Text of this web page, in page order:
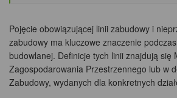
Pojęcie obowiązującej linii zabudowy i
zabudowy ma kluczowe znaczenie
budowlanej. Definicje tych linii znajdują się
Zagospodarowania Przestrzennego lub w
Zabudowy, wydanych dla konkretnych